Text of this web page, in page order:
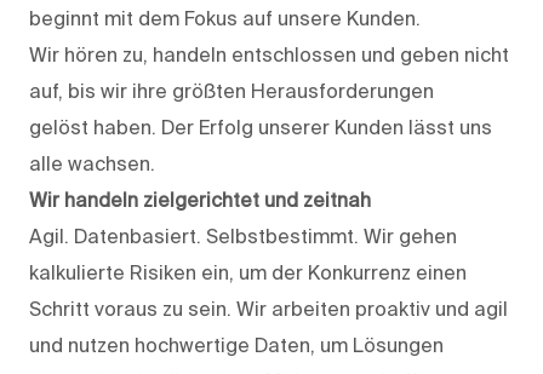
beginnt mit dem Fokus auf unsere Kunden.
Wir hören zu, handeln entschlossen und geben nicht
auf, bis wir ihre größten Herausforderungen
gelöst haben. Der Erfolg unserer Kunden lässt uns
alle wachsen.
Wir handeln zielgerichtet und zeitnah
Agil. Datenbasiert. Selbstbestimmt. Wir gehen
kalkulierte Risiken ein, um der Konkurrenz einen
Schritt voraus zu sein. Wir arbeiten proaktiv und agil
und nutzen hochwertige Daten, um Lösungen